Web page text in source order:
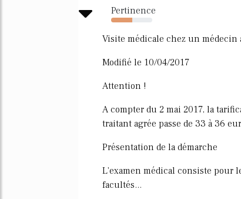
Pertinence
51%
Visite médicale chez un
Modifié le 10/04/2017
Attention !
A compter du 2 mai 2017, la
traitant agrée passe de 33 à 36
Présentation de la démarche
L'examen médical consiste pour
facultés...